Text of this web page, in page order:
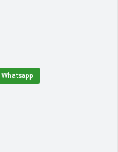
Whatsapp